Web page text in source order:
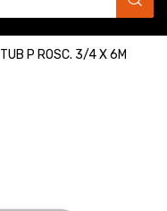
TUB P ROSC. 3/4 X 6M